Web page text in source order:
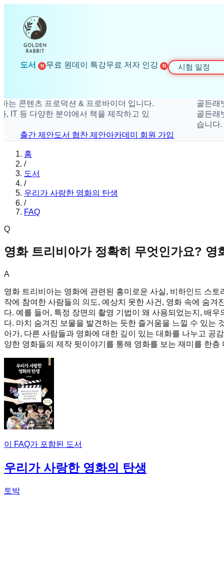
도서 N 무료 원데이 특강무료 저자 인강 N 시험 일정
텐츠 프로덕션 & 프로바이더 입니다.
다양한 분야에서 책을 제작하고 있
골든래빗은
골든래빗은
습니다.
출간 제안도서 협찬 제안아카데미 회원 가입
홈
/
도서
/
우리가 사랑한 영화의 탄생
/
FAQ
Q
영화 트리비아가 정확히 무엇인가요?
A
영화 트리비아는 영화에 관련된 흥미로운 사실, 비하인드 스
작에 참여한 사람들의 의도, 예상치 못한 사건, 영화 속에 숨
다. 예를 들어, 특정 장면의 촬영 기법이 왜 사용되었는지, 배
다. 마치 숨겨진 보물을 발견하는 듯한 즐거움을 느낄 수 있는
아가, 다른 사람들과 영화에 대한 깊이 있는 대화를 나누고 공
양한 영화들의 제작 뒷이야기를 통해 영화를 보는 재미를 한층
이 FAQ가 포함된 도서
우리가 사랑한 영화의 탄생
토박